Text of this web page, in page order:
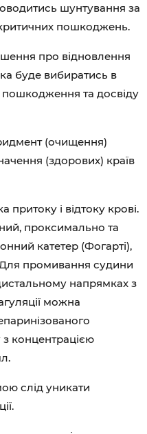
шунтування за
пошкоджень.
про відновлення
буде вибиратись в
пошкодження та досвіду
(очищення)
(здорових) країв
притоку і відтоку крові.
проксимально та
катетер (Фогарті),
промивання судини
напрямках з
можна
з концентрацією
слід уникати